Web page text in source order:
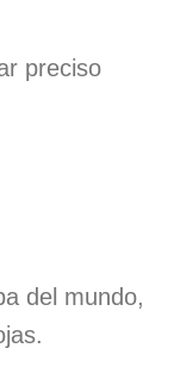
preciso
del mundo,